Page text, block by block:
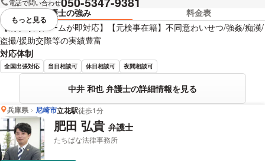
電話で問い合わせ
弁護士の強み
料金表
【刑事専門チームが即対応】【元検事在籍】不同意わいせつ/強姦/痴漢/
盗撮/援助交際等の実績豊富
対応体制
全国出張対応 当日相談可 休日相談可 夜間相談可
中井 和也 弁護士の詳細情報を見る
視覚的に省略されている要素を
もっと見る
兵庫県 尼崎市立花駅徒歩1分
肥田 弘貴 弁護士
たちばな法律事務所